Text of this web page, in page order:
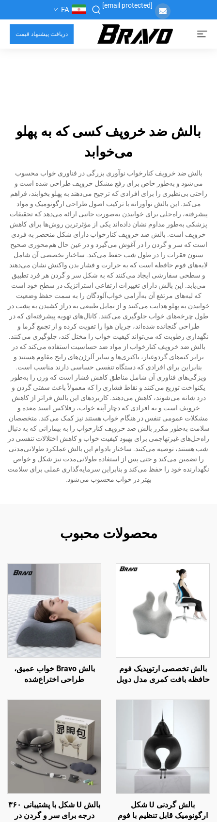
[email protected]
FA
دریافت پیشنهاد قیمت
بالش ضد خروپف کسی که به پهلو
می‌خوابد
بالش ضد خروپف کنارخواب نوآوری بزرگی در فناوری خواب محسوب
می‌شود و به‌طور خاص برای رفع مشکل خروپف طراحی شده است و
راحتی بی‌نظیری را برای افرادی که ترجیح می‌دهند به پهلو بخوابند، فراهم
می‌کند. این بالش نوآورانه با ترکیب اصول طراحی ارگونومیک و مواد
پیشرفته، راه‌حلی برای خوابیدن به‌صورت جانبی ارائه می‌دهد که تحقیقات
پزشکی به‌طور مداوم نشان داده‌اند یکی از مؤثرترین روش‌ها برای کاهش
خروپف است. بالش ضد خروپف کنارخواب دارای شکل منحصر به فردی
است که سر و گردن را در آغوش می‌گیرد و در عین حال هم‌محوری صحیح
ستون فقرات را در طول شب حفظ می‌کند. ساختار تخصصی آن شامل
لایه‌های فوم حافظه است که به حرارت و فشار بدن واکنش نشان می‌دهند
و سطحی سفارشی ایجاد می‌کنند که به شکل سر و گردن هر فرد تطبیق
می‌یابد. این بالش دارای تغییرات ارتفاعی استراتژیک در سطح خود است
که لبه‌های مرتفع آن به‌آرامی خواب‌آلودگان را به سمت حفظ وضعیت
خوابیدن به پهلو هدایت می‌کنند و از تمایل طبیعی به دراز کشیدن به پشت در
طول چرخه‌های خواب جلوگیری می‌کنند. کانال‌های تهویه پیشرفته‌ای که در
طراحی گنجانده شده‌اند، جریان هوا را تقویت کرده و از تجمع گرما و
نگهداری رطوبت که می‌تواند کیفیت خواب را مختل کند، جلوگیری می‌کنند.
بالش ضد خروپف کنارخواب از مواد ضد حساسیت استفاده می‌کند که در
برابر کنه‌های گردوغبار، باکتری‌ها و سایر آلرژن‌های رایج مقاوم هستند و
بنابراین برای افرادی که دستگاه تنفسی حساسی دارند مناسب است.
ویژگی‌های فناوری آن شامل مناطق کاهش فشار است که وزن را به‌طور
یکنواخت توزیع می‌کنند و نقاط فشاری را که معمولاً باعث سفتی گردن و
درد شانه می‌شوند، کاهش می‌دهند. کاربردهای این بالش فراتر از کاهش
خروپف است و به افرادی که دچار آپنه خواب، رفلاکس اسید معده و
مشکلات عمومی تنفس در هنگام خواب هستند نیز کمک می‌کند. متخصصان
سلامت به‌طور مکرر بالش ضد خروپف کنارخواب را به بیمارانی که به دنبال
راه‌حل‌های غیرتهاجمی برای بهبود کیفیت خواب و کاهش اختلالات تنفسی در
شب هستند، توصیه می‌کنند. ساختار بادوام این بالش عملکرد طولانی‌مدتی
را تضمین می‌کند و حتی پس از استفاده طولانی‌مدت نیز شکل و خواص
نگهدارنده خود را حفظ می‌کند و بنابراین سرمایه‌گذاری عملی برای سلامت
بهتر در خواب محسوب می‌شود.
محصولات محبوب
بالش تخصصی ارتوپدیک فوم
حافظه بافت کمری مدل دوبل
بالش کمر B2
بالش Bravo خواب عمیق،
طراحی اختراع‌شده
خواب‌های جانبی، بالش
حافظه H8
بالش گردنی U شکل
ارگونومیک قابل تنظیم با فوم
بالش U شکل با پشتیبانی ۳۶۰
درجه برای سر و گردن در